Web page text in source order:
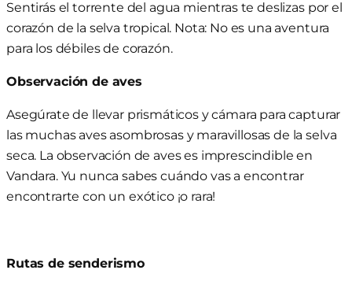
Sentirás el torrente del agua mientras te deslizas por el
corazón de la selva tropical. Nota: No es una aventura
para los débiles de corazón.
Observación de aves
Asegúrate de llevar prismáticos y cámara para capturar
las muchas aves asombrosas y maravillosas de la selva
seca. La observación de aves es imprescindible en
Vandara. Yu nunca sabes cuándo vas a encontrar
encontrarte con un exótico ¡o rara!
Rutas de senderismo